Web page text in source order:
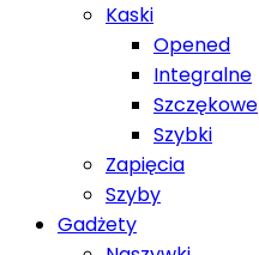
Kaski
Opened
Integralne
Szczękowe
Szybki
Zapięcia
Szyby
Gadżety